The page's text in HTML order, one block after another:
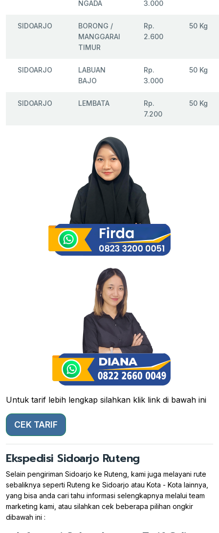
NGADA
3.000
SIDOARJO
BORONG /
MANGGARAI
TIMUR
Rp.
2.600
50 Kg
SIDOARJO
LABUAN
BAJO
Rp.
3.000
50 Kg
SIDOARJO LEMBATA
Rp.
7.200
50 Kg
Untuk tarif lebih lengkap silahkan klik link di bawah ini
CEK TARIF
Ekspedisi Sidoarjo Ruteng
Selain pengiriman Sidoarjo ke Ruteng, kami juga melayani rute
sebaliknya seperti Ruteng ke Sidoarjo atau Kota - Kota lainnya,
yang bisa anda cari tahu informasi selengkapnya melalui team
marketing kami, atau silahkan cek beberapa pilihan ongkir
dibawah ini :